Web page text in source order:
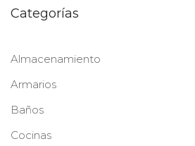
Categorías
Almacenamiento
Armarios
Baños
Cocinas